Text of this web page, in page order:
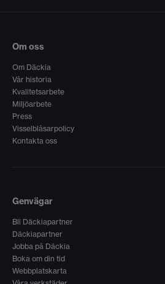
Om oss
Om Däckia
Vår historia
Kvalitetsarbete
Miljöarbete
Press
Visselblåsarpolicy
Kontakta oss
Genvägar
Bli Däckiapartner
Däckiapartner
Jobba på Däckia
Boka om din tid
Webbplatskarta